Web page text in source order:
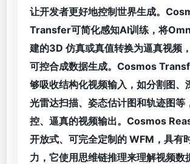
让开发者更好地控制世界生成。
Transfer可简化感知AI训练，将
建的3D 仿真或真值转换为逼真视频
可控合成数据生成。Cosmos
够吸收结构化视频输入，如分割图、
光雷达扫描、姿态估计图和轨迹图等
控、逼真的视频输出。Cosmos
开放式、可完全定制的 WFM，具有
力，它使用思维链推理来理解视频数